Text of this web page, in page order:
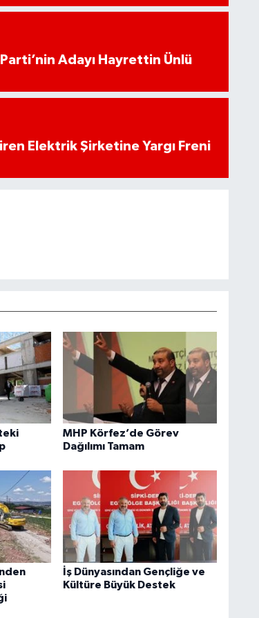
Adayı Hayrettin Ünlü
Elektrik Şirketine Yargı Freni
MHP Körfez’de Görev
Dağılımı Tamam
İş Dünyasından Gençliğe ve
Kültüre Büyük Destek